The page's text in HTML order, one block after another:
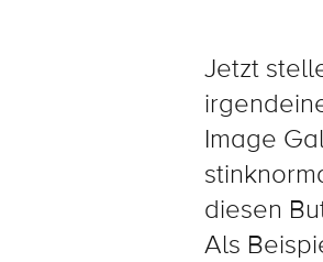
Jetzt
Image
diesen
Als